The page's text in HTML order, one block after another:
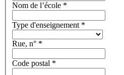
Nom de l’école *
Type d'enseignement *
Rue, n° *
Code postal *